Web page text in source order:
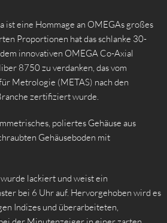
ist eine Hommage an OMEGAs großes
Proportionen hat das schlanke 30-
innovativen OMEGA Co-Axial
8750 zu verdanken, das vom
Metrologie (METAS) nach den
zertifiziert wurde.
poliertes Gehäuse aus
Gehäuseboden mit
lackiert und weist ein
bei 6 Uhr auf. Hervorgehoben wird es
Indizes und überarbeiteten,